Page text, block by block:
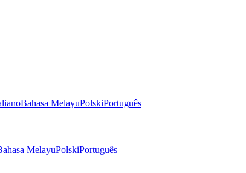
Bahasa MelayuPolskiPortuguês
MelayuPolskiPortuguês